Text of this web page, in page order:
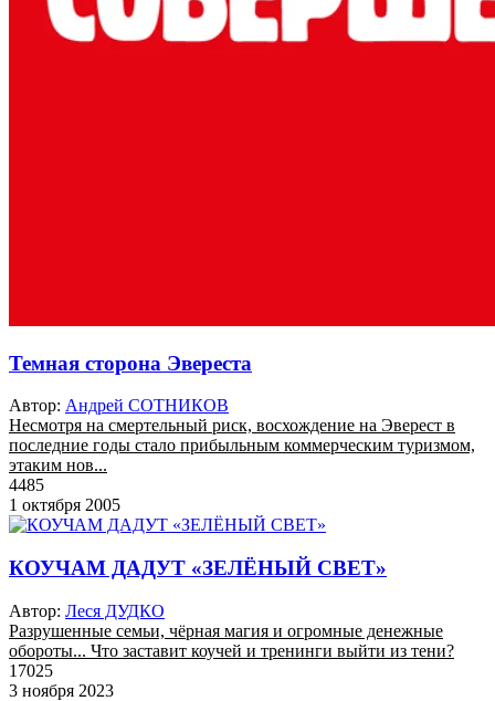
Темная сторона Эвереста
Автор: Андрей СОТНИКОВ
Несмотря на смертельный риск, восхождение на Эверест в
последние годы стало прибыльным коммерческим туризмом,
этаким нов...
4485
1 октября 2005
КОУЧАМ ДАДУТ «ЗЕЛЁНЫЙ СВЕТ»
Автор: Леся ДУДКО
Разрушенные семьи, чёрная магия и огромные денежные
обороты... Что заставит коучей и тренинги выйти из тени?
17025
3 ноября 2023